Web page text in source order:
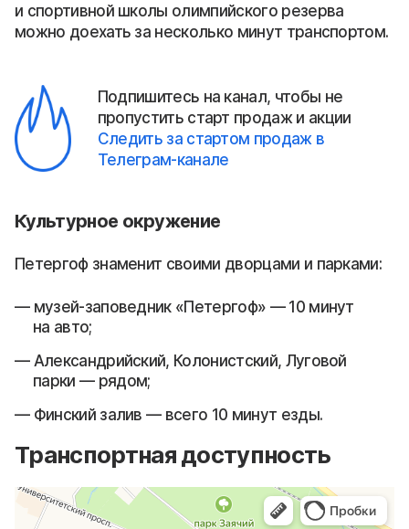
и спортивной школы олимпийского резерва
можно доехать за несколько минут транспортом.
Подпишитесь на канал, чтобы не
пропустить старт продаж и акции
Следить за стартом продаж в
Телеграм-канале
Культурное окружение
Петергоф знаменит своими дворцами и парками:
музей-заповедник «Петергоф» — 10 минут
на авто;
Александрийский, Колонистский, Луговой
парки — рядом;
Финский залив — всего 10 минут езды.
Транспортная доступность